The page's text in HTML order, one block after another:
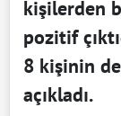
kişilerden
pozitif
8 kişinin
açıkladı.